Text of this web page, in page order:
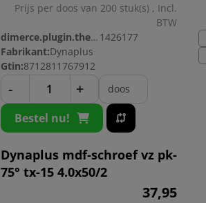
Prijs per doos van 200 stuk(s) , Incl.
BTW
dimerce.plugin.theme.productnr: 1426177
Fabrikant:Dynaplus
Gtin:8712811767912
- + doos
Bestel nu!
Dynaplus mdf-schroef vz pk-
75° tx-15 4.0x50/2
37,95